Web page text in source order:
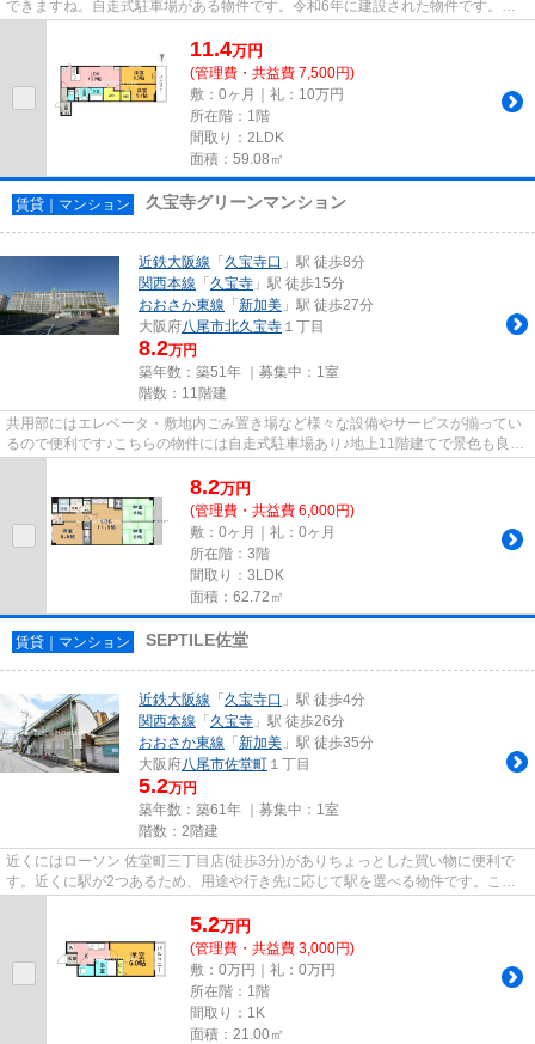
できますね。自走式駐車場がある物件です。令和6年に建設された物件です。で
きるだけ早めに不動産情報を集...
11.4万円
(管理費・共益費 7,500円)
敷：0ヶ月｜礼：10万円
所在階：1階
間取り：2LDK
面積：59.08㎡
賃貸｜マンション 久宝寺グリーンマンション
近鉄大阪線 「久宝寺口 」駅 徒歩8分
関西本線 「久宝寺 」駅 徒歩15分
おおさか東線 「新加美 」駅 徒歩27分
大阪府八尾市北久宝寺 １丁目
8.2万円
築年数：築51年 ｜募集中： 1室
階数：11階建
共用部にはエレベータ・敷地内ごみ置き場など様々な設備やサービスが揃ってい
るので便利です♪こちらの物件には自走式駐車場あり♪地上11階建てで景色も良
く、多数のお問い合わせをいた...
8.2万円
(管理費・共益費 6,000円)
敷：0ヶ月｜礼：0ヶ月
所在階：3階
間取り：3LDK
面積：62.72㎡
賃貸｜マンション SEPTILE佐堂
近鉄大阪線 「久宝寺口 」駅 徒歩4分
関西本線 「久宝寺 」駅 徒歩26分
おおさか東線 「新加美 」駅 徒歩35分
大阪府八尾市佐堂町 １丁目
5.2万円
築年数：築61年 ｜募集中： 1室
階数：2階建
近くにはローソン 佐堂町三丁目店(徒歩3分)がありちょっとした買い物に便利で
す。近くに駅が2つあるため、用途や行き先に応じて駅を選べる物件です。こち
らのマンションから100mのとこ...
5.2万円
(管理費・共益費 3,000円)
敷：0万円｜礼：0万円
所在階：1階
間取り：1K
面積：21.00㎡